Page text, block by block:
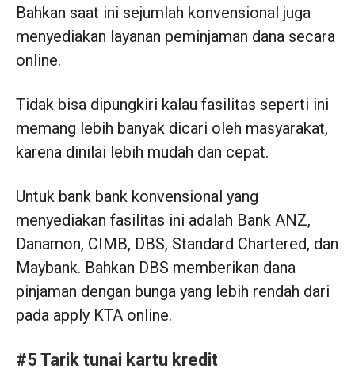
Bahkan saat ini sejumlah konvensional juga
menyediakan layanan peminjaman dana secara
online.
Tidak bisa dipungkiri kalau fasilitas seperti ini
memang lebih banyak dicari oleh masyarakat,
karena dinilai lebih mudah dan cepat.
Untuk bank bank konvensional yang
menyediakan fasilitas ini adalah Bank ANZ,
Danamon, CIMB, DBS, Standard Chartered, dan
Maybank. Bahkan DBS memberikan dana
pinjaman dengan bunga yang lebih rendah dari
pada apply KTA online.
#5 Tarik tunai kartu kredit